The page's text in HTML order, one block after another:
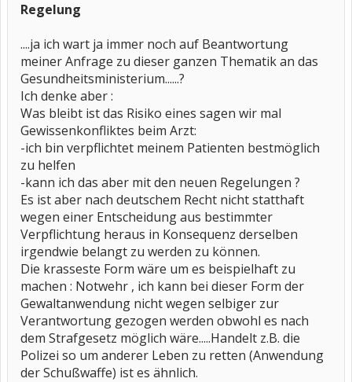
Regelung
....ja ich wart ja immer noch auf Beantwortung
meiner Anfrage zu dieser ganzen Thematik an das
Gesundheitsministerium......?
Ich denke aber :
Was bleibt ist das Risiko eines sagen wir mal
Gewissenkonfliktes beim Arzt:
-ich bin verpflichtet meinem Patienten bestmöglich
zu helfen
-kann ich das aber mit den neuen Regelungen ?
Es ist aber nach deutschem Recht nicht statthaft
wegen einer Entscheidung aus bestimmter
Verpflichtung heraus in Konsequenz derselben
irgendwie belangt zu werden zu können.
Die krasseste Form wäre um es beispielhaft zu
machen : Notwehr , ich kann bei dieser Form der
Gewaltanwendung nicht wegen selbiger zur
Verantwortung gezogen werden obwohl es nach
dem Strafgesetz möglich wäre.....Handelt z.B. die
Polizei so um anderer Leben zu retten (Anwendung
der Schußwaffe) ist es ähnlich.